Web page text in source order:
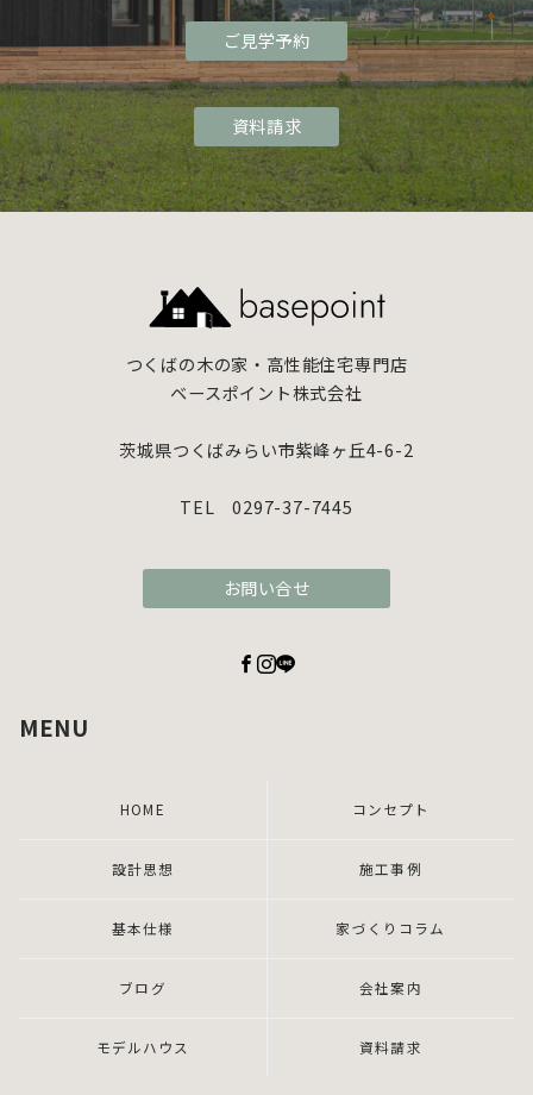
ご見学予約
資料請求
つくばの木の家・高性能住宅専門店
ベースポイント株式会社
茨城県つくばみらい市紫峰ヶ丘4-6-2
TEL 0297-37-7445
お問い合せ
MENU
HOME コンセプト
設計思想 施工事例
基本仕様 家づくりコラム
ブログ 会社案内
モデルハウス 資料請求